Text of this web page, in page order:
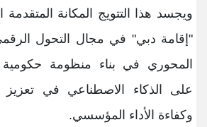
ويجسد هذا التتويج المكانة المتقدمة
"إقامة دبي" في مجال التحول
المحوري في بناء منظومة حكومية
على الذكاء الاصطناعي في
وكفاءة الأداء المؤسسي.